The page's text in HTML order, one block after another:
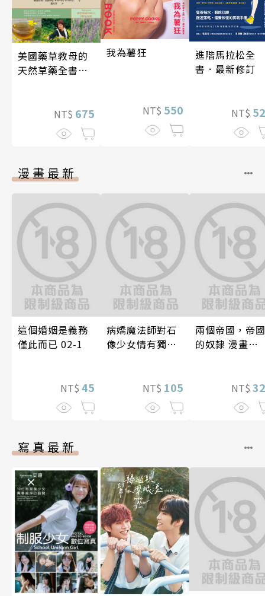
美國藥草教母的
天然草藥全書
NT$ 675
我為薯狂
NT$ 550
進階馬拉松全
書．最新修訂
NT$
漫畫最新
這個婚姻是義務
僅此而已 02-1
NT$ 45
病嬌魔法師對石
像少女情有獨鍾
畫版】(1)NT$ 105
兩個帝國，帝國
的奴隸 漫畫
NT$
寫真最新